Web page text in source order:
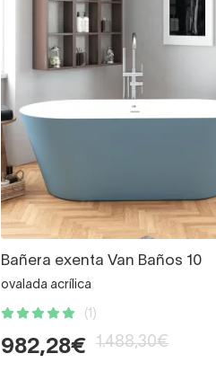
Bañera exenta Van Baños 10
ovalada acrílica
(1)
982,28€ 1.488,30€